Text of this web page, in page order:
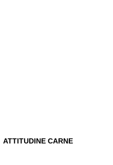
ATTITUDINE CARNE